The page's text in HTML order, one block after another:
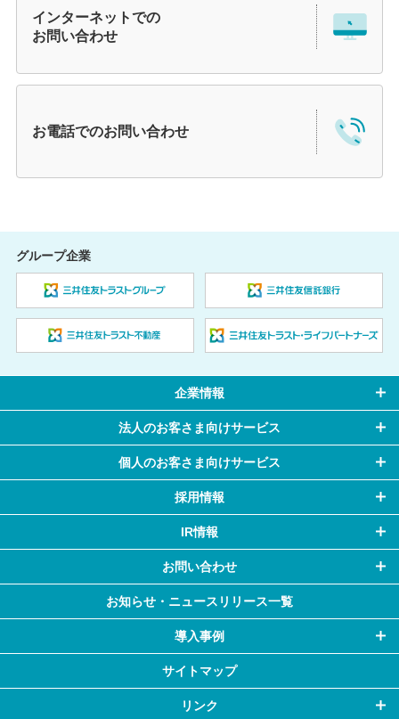
インターネットでの
お問い合わせ
お電話でのお問い合わせ
グループ企業
企業情報
法人のお客さま向けサービス
個人のお客さま向けサービス
採用情報
IR情報
お問い合わせ
お知らせ・ ニュースリリース一覧
導入事例
サイトマップ
リンク